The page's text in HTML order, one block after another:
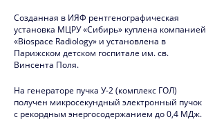
Юбилей ИЯФ
2018
2017
2016
Созданная в ИЯФ рентгенографическая
установка МЦРУ «Сибирь» куплена компанией
«Biospace Radiology» и установлена в
Парижском детском госпитале им. св.
Винсента Поля.
На генераторе пучка У-2 (комплекс ГОЛ)
получен микросекундный электронный пучок
с рекордным энергосодержанием до 0,4 МДж.